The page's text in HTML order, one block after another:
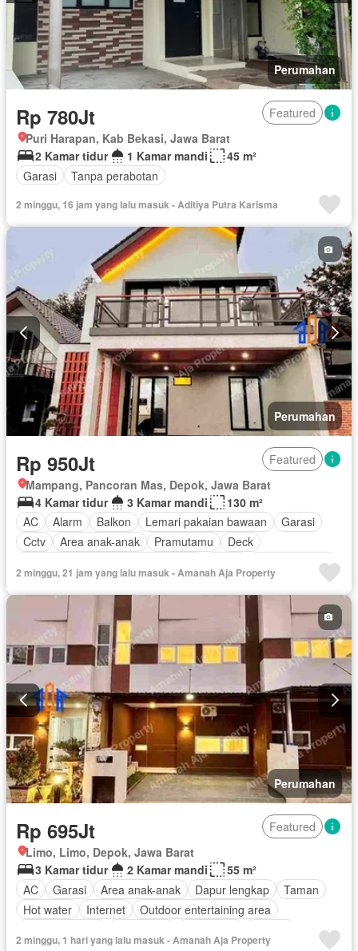
Perumahan
Rp 780Jt
Featured
Puri Harapan, Kab Bekasi, Jawa Barat
2 Kamar tidur
1 Kamar mandi
45 m²
Garasi
Tanpa perabotan
2 minggu, 16 jam yang lalu masuk - Aditiya Putra Karisma
Perumahan
Rp 950Jt
Featured
Mampang, Pancoran Mas, Depok, Jawa Barat
4 Kamar tidur
3 Kamar mandi
130 m²
AC
Alarm Balkon Lemari pakaian bawaan
Garasi
Cctv
Area anak-anak Pramutamu
Deck
Dapur lengkap
Perapian
Fully fenced Taman
Panggang
Rumah jaga
Pemanasan
Dapur terpadu
Interkom
Internet
Ruang kantor
Outdoor entertaining area
Pay TV access
Pemandangan panorama
Taman atap
Secure parking
Keamanan
Telephone Ruang layanan Teras
Televisi
Keamanan 24 jam
Kabel video Air Tangki air
Wifi
Halaman
Sebagian perabotan
2 minggu, 21 jam yang lalu masuk - Amanah Aja Property
Perumahan
Rp 695Jt
Featured
Limo, Limo, Depok, Jawa Barat
3 Kamar tidur
2 Kamar mandi
55 m²
AC
Garasi Area anak-anak Dapur lengkap
Taman
Hot water
Internet
Outdoor entertaining area
2 minggu, 1 hari yang lalu masuk - Amanah Aja Property